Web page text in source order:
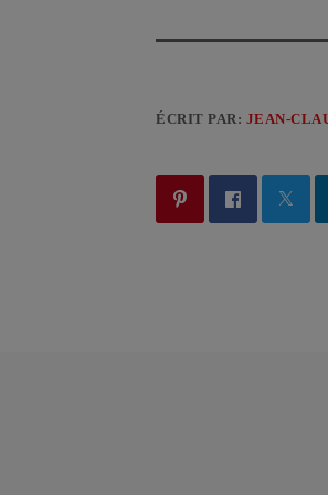
ÉCRIT PAR: JEAN-